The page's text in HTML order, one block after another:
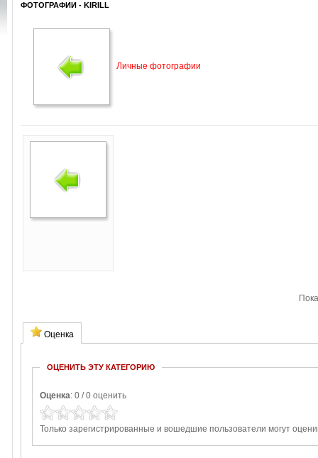
ФОТОГРАФИИ - KIRILL
Личные фотографии
Оценка
ОЦЕНИТЬ ЭТУ КАТЕГОРИЮ
Оценка: 0 / 0 оценить
Только зарегистрированные и вошедшие пользователи могут